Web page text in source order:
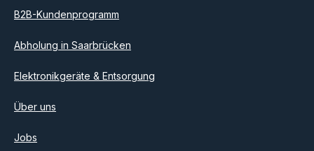
B2B-Kundenprogramm
Abholung in Saarbrücken
Elektronikgeräte & Entsorgung
Über uns
Jobs